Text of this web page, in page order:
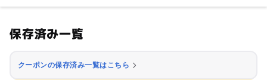
保存済み一覧
クーポンの保存済み一覧はこちら